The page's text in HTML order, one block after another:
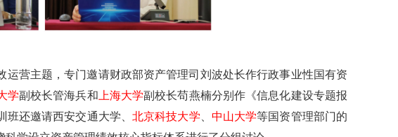
营主题，专门邀请财政部资产管理司刘波处长作行政事业性国有资
学副校长管海兵和 上海大学副校长苟燕楠分别作《信息化建设专题报
还邀请西安交通大学、 北京科技大学 中山大学等国资管理部门的